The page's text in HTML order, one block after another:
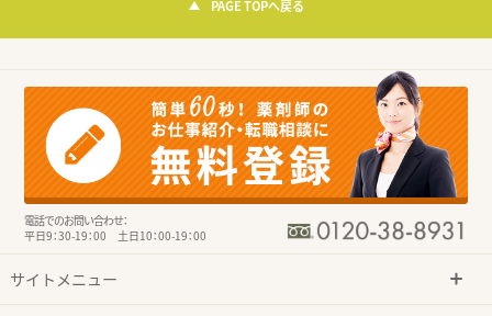
PAGE TOPへ戻る
電話でのお問い合わせ：
平日9：30-19：00 土日10：00-19：00
サイトメニュー